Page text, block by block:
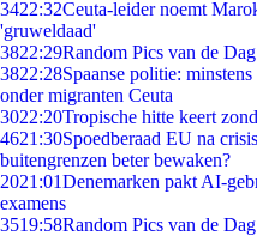
3422:32Ceuta-leider noemt
'gruweldaad'
3822:29Random Pics van de
3822:28Spaanse politie:
onder migranten Ceuta
3022:20Tropische hitte keert
4621:30Spoedberaad EU na
buitengrenzen beter bewaken?
2021:01Denemarken pakt AI-
examens
3519:58Random Pics van de